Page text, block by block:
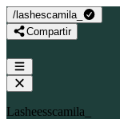
/ lashescamila_
Compartir
Lasheesscamila_